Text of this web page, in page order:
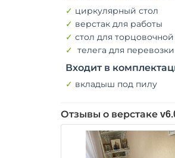
✓ циркулярный стол
✓ верстак для работы
✓ стол для
✓
телега для
Входит в
✓ вкладыш под пилу
Отзывы о верстаке